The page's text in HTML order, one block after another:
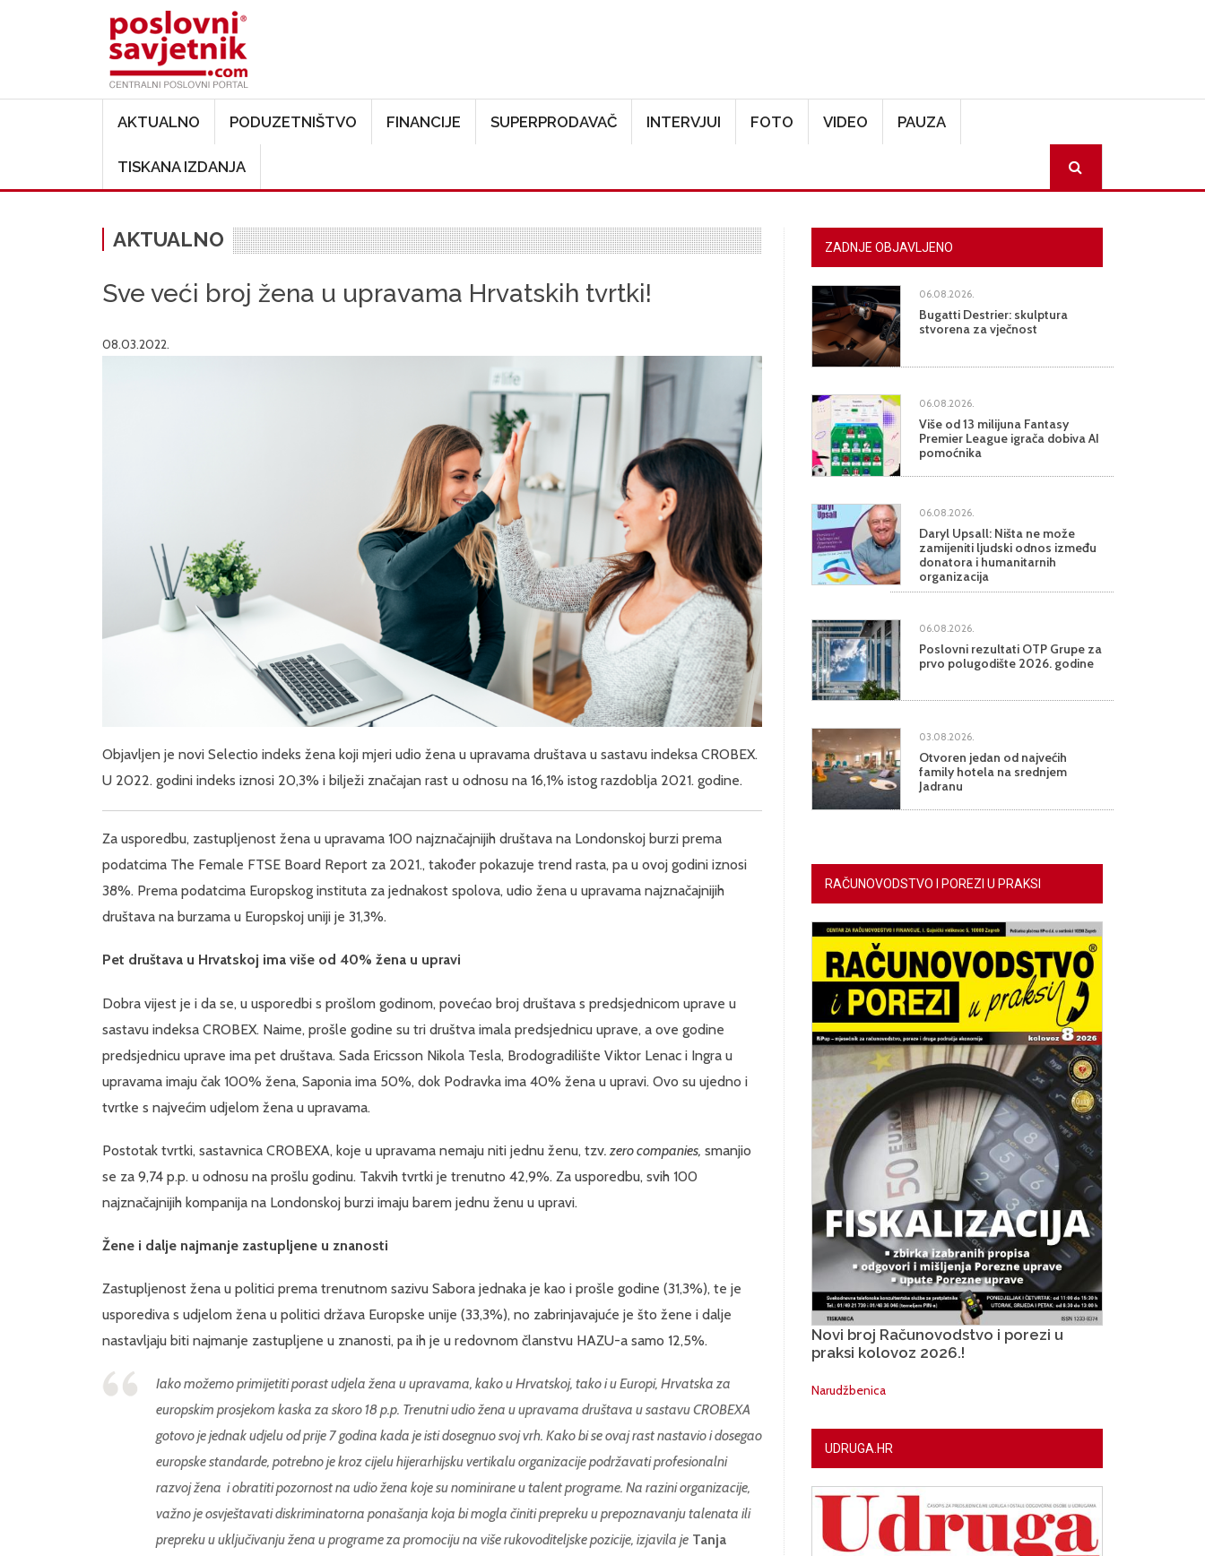
AKTUALNO PODUZETNIŠTVO FINANCIJE SUPERPRODAVAČ INTERVJUI FOTO VIDEO PAUZA
TISKANA IZDANJA
AKTUALNO
Sve veći broj žena u upravama Hrvatskih tvrtki!
08.03.2022.
Objavljen je novi Selectio indeks žena koji mjeri udio žena u upravama društava u sastavu indeksa CROBEX.
U 2022. godini indeks iznosi 20,3% i bilježi značajan rast u odnosu na 16,1% istog razdoblja 2021. godine.
Za usporedbu, zastupljenost žena u upravama 100 najznačajnijih društava na Londonskoj burzi prema
podatcima The Female FTSE Board Report za 2021., također pokazuje trend rasta, pa u ovoj godini iznosi
38%. Prema podatcima Europskog instituta za jednakost spolova, udio žena u upravama najznačajnijih
društava na burzama u Europskoj uniji je 31,3%.
Pet društava u Hrvatskoj ima više od 40% žena u upravi
Dobra vijest je i da se, u usporedbi s prošlom godinom, povećao broj društava s predsjednicom uprave u
sastavu indeksa CROBEX. Naime, prošle godine su tri društva imala predsjednicu uprave, a ove godine
predsjednicu uprave ima pet društava. Sada Ericsson Nikola Tesla, Brodogradilište Viktor Lenac i Ingra u
upravama imaju čak 100% žena, Saponia ima 50%, dok Podravka ima 40% žena u upravi. Ovo su ujedno i
tvrtke s najvećim udjelom žena u upravama.
Postotak tvrtki, sastavnica CROBEXA, koje u upravama nemaju niti jednu ženu, tzv. zero companies, smanjio
se za 9,74 p.p. u odnosu na prošlu godinu. Takvih tvrtki je trenutno 42,9%. Za usporedbu, svih 100
najznačajnijih kompanija na Londonskoj burzi imaju barem jednu ženu u upravi.
Žene i dalje najmanje zastupljene u znanosti
Zastupljenost žena u politici prema trenutnom sazivu Sabora jednaka je kao i prošle godine (31,3%), te je
usporediva s udjelom žena u politici država Europske unije (33,3%), no zabrinjavajuće je što žene i dalje
nastavljaju biti najmanje zastupljene u znanosti, pa ih je u redovnom članstvu HAZU-a samo 12,5%.
Iako možemo primijetiti porast udjela žena u upravama, kako u Hrvatskoj, tako i u Europi, Hrvatska za
europskim prosjekom kaska za skoro 18 p.p. Trenutni udio žena u upravama društava u sastavu CROBEXA
gotovo je jednak udjelu od prije 7 godina kada je isti dosegnuo svoj vrh. Kako bi se ovaj rast nastavio i dosegao
europske standarde, potrebno je kroz cijelu hijerarhijsku vertikalu organizacije podržavati profesionalni
razvoj žena i obratiti pozornost na udio žena koje su nominirane u talent programe. Na razini organizacije,
važno je osvještavati diskriminatorna ponašanja koja bi mogla činiti prepreku u prepoznavanju talenata ili
prepreku u uključivanju žena u programe za promociju na više rukovoditeljske pozicije, izjavila je Tanja
ZADNJE OBJAVLJENO
06.08.2026.
Bugatti Destrier: skulptura
stvorena za vječnost
06.08.2026.
Više od 13 milijuna Fantasy
Premier League igrača dobiva AI
pomoćnika
06.08.2026.
Daryl Upsall: Ništa ne može
zamijeniti ljudski odnos između
donatora i humanitarnih
organizacija
06.08.2026.
Poslovni rezultati OTP Grupe za
prvo polugodište 2026. godine
03.08.2026.
Otvoren jedan od najvećih
family hotela na srednjem
Jadranu
RAČUNOVODSTVO I POREZI U PRAKSI
Novi broj Računovodstvo i porezi u
praksi kolovoz 2026.!
Narudžbenica
UDRUGA.HR